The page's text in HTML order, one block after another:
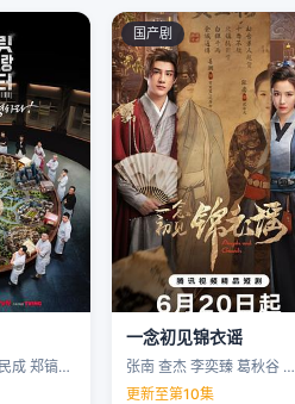
李连福 金浩允 金民成 郑镐泳 …
国产剧
一念初见锦衣谣
张南 查杰 李奕臻 葛秋谷 …
更新至第10集